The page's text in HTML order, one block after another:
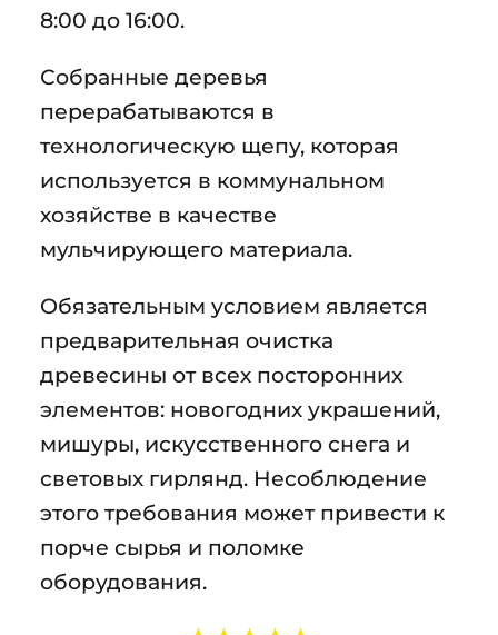
8:00 до 16:00.
Собранные деревья
перерабатываются в
технологическую щепу, которая
используется в коммунальном
хозяйстве в качестве
мульчирующего материала.
Обязательным условием является
предварительная очистка
древесины от всех посторонних
элементов: новогодних украшений,
мишуры, искусственного снега и
световых гирлянд. Несоблюдение
этого требования может привести к
порче сырья и поломке
оборудования.